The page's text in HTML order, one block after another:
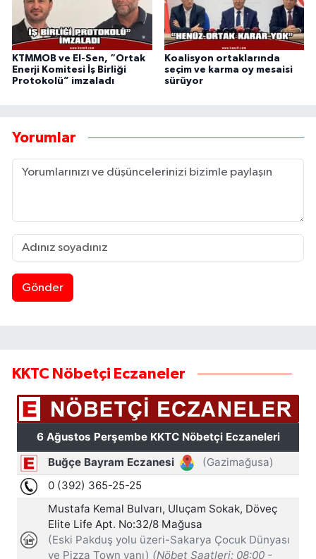
KTMMOB ve El-Sen, “Ortak
Enerji Komitesi İş Birliği
Protokolü” imzaladı
Koalisyon ortaklarında
seçim ve karma oy mesaisi
sürüyor
Yorumlar
Gönder
KKTC Nöbetçi Eczaneler